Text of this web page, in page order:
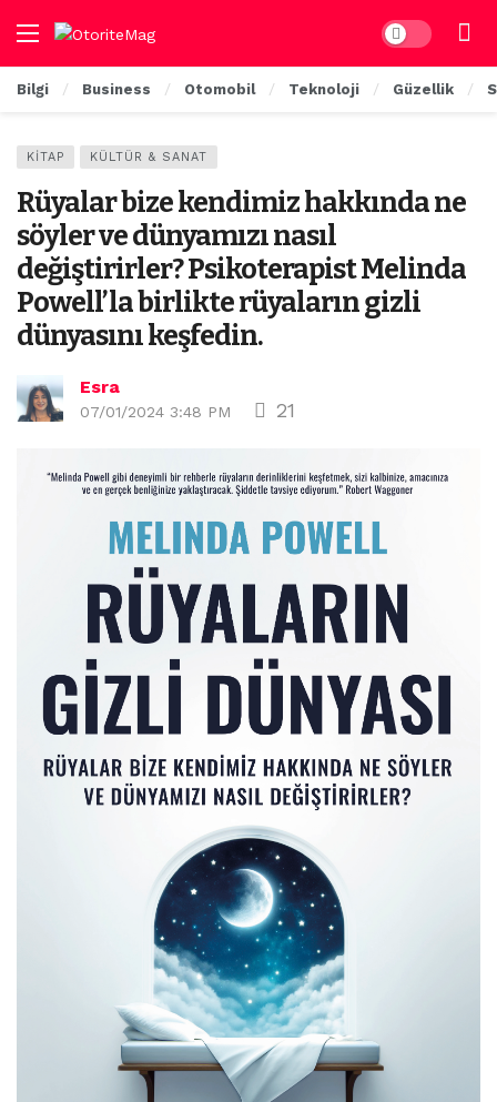
Dark mode
Bilgi Business Otomobil Teknoloji Güzellik
KITAP KÜLTÜR & SANAT
Rüyalar bize kendimiz hakkında ne
söyler ve dünyamızı nasıl
değiştirirler? Psikoterapist Melinda
Powell’la birlikte rüyaların gizli
dünyasını keşfedin.
Esra
07/01/2024 3:48 PM 21